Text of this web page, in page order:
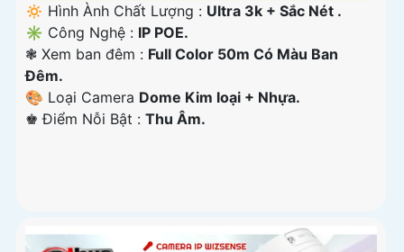
🔅 Hình Ành Chất Lượng : Ultra 3k + Sắc Nét .
✳️ Công Nghệ : IP POE.
❃ Xem ban đêm : Full Color 50m Có Màu Ban
Ðêm.
🎨 Loại Camera Dome Kim loại + Nhựa.
️♚ Điểm Nỗi Bật : Thu Âm.